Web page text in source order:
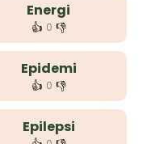
Energi
👍 0 👎
Epidemi
👍 0 👎
Epilepsi